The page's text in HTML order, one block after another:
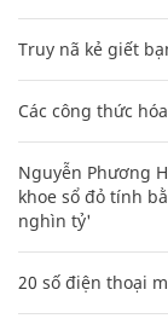
Truy nã kẻ giết
Các công thức
Nguyễn Phương
khoe sổ đỏ tính
nghìn tỷ'
20 số điện thoại